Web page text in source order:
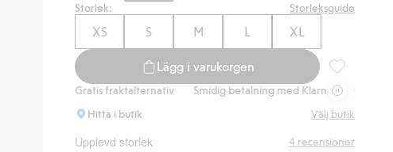
Storlek: Storleksguide
XS S M L XL
Lägg i varukorgen
Sportig
Gratis fraktalternativ Smidig betalning med Klarna.
Gratis
Hitta i butik
Välj butik
Upplevd storlek 4 recensioner